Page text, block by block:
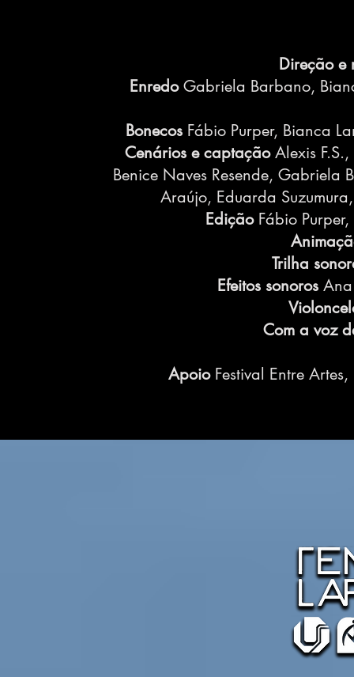
Direção e
EnredoGabriela Barbano,
Bonecos Fábio Purper, Bianca
Cenários e captaçãoAlexis F.S.,
Benice Naves Resende, Gabriela
Araújo, Eduarda
EdiçãoFábio
Trilha
Efeitos sonoros
Com a voz
Apoio Festival Entre